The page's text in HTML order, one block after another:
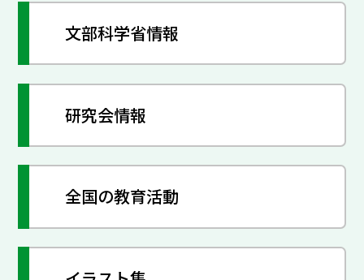
文部科学省情報
研究会情報
全国の教育活動